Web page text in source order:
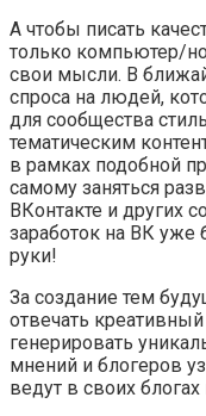
А чтобы писать
только компьютер/
свои мысли. В
спроса на людей,
для сообщества
тематическим
в рамках подобной
самому заняться
ВКонтакте и других
заработок на ВК уже
руки!
За создание тем
отвечать
генерировать
мнений и блогеров
ведут в своих блогах